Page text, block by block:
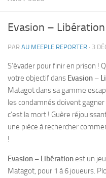
Evasion – Libération
PAR AU MEEPLE REPORTER · 3
S’évader pour finir en prison !
votre objectif dans Evasion –
Matagot dans sa gamme
les condamnés doivent
c’est la mort ! Guère
une pièce à rechercher
!
Evasion – Libérationest un
Matagot, pour 1 à 6 joueurs.